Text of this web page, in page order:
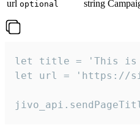
url optional string
let title = 'This is
let url = 'https://